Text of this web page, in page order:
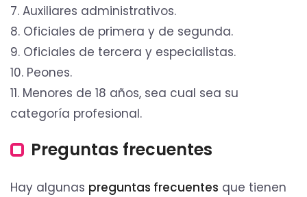
7. Auxiliares administrativos.
8. Oficiales de primera y de segunda.
9. Oficiales de tercera y especialistas.
10. Peones.
11. Menores de 18 años, sea cual sea su
categoría profesional.
Preguntas frecuentes
Hay algunas preguntas frecuentes que tienen